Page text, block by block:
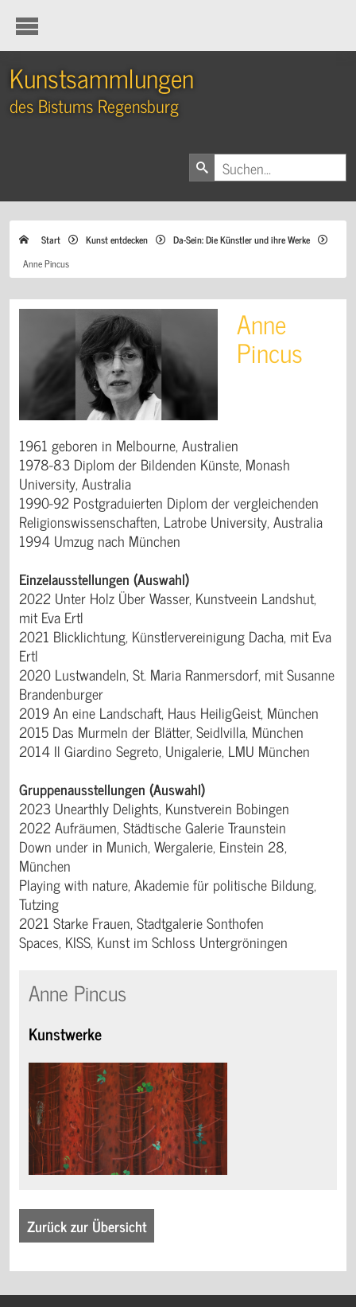
Kunstsammlungen
des Bistums Regensburg
Start Kunst entdecken
Da-Sein: Die Künstler und ihre Werke
Anne Pincus
Anne
Pincus
1961 geboren in Melbourne, Australien
1978-83 Diplom der Bildenden Künste, Monash
University, Australia
1990-92 Postgraduierten Diplom der vergleichenden
Religionswissenschaften, Latrobe University, Australia
1994 Umzug nach München
Einzelausstellungen (Auswahl)
2022 Unter Holz Über Wasser, Kunstveein Landshut,
mit Eva Ertl
2021 Blicklichtung, Künstlervereinigung Dacha, mit Eva
Ertl
2020 Lustwandeln, St. Maria Ranmersdorf, mit Susanne
Brandenburger
2019 An eine Landschaft, Haus HeiligGeist, München
2015 Das Murmeln der Blätter, Seidlvilla, München
2014 Il Giardino Segreto, Unigalerie, LMU München
Gruppenausstellungen (Auswahl)
2023 Unearthly Delights, Kunstverein Bobingen
2022 Aufräumen, Städtische Galerie Traunstein
Down under in Munich, Wergalerie, Einstein 28,
München
Playing with nature, Akademie für politische Bildung,
Tutzing
2021 Starke Frauen, Stadtgalerie Sonthofen
Spaces, KISS, Kunst im Schloss Untergröningen
Anne Pincus
Kunstwerke
Zurück zur Übersicht